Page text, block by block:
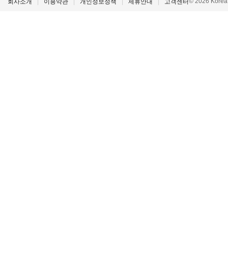
회사소개 이용약관 개인정보정책 제휴안내 고객센터